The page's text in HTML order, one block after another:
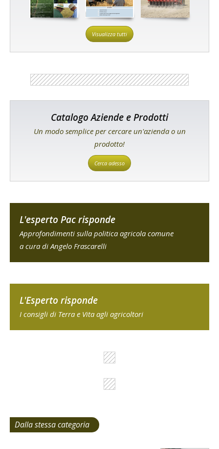
Visualizza tutti
Catalogo Aziende e Prodotti
Un modo semplice per cercare un'azienda o un
prodotto!
Cerca adesso
L'esperto Pac risponde
Approfondimenti sulla politica agricola comune
a cura di Angelo Frascarelli
L'Esperto risponde
I consigli di Terra e Vita agli agricoltori
Dalla stessa categoria